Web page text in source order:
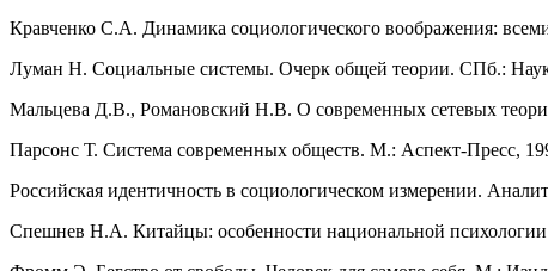
Кравченко С.А. Динамика социологического воображения:
Луман Н. Социальные системы. Очерк общей теории. СПб.:
Мальцева Д.В., Романовский Н.В. О современных сетевых
Парсонс Т. Система современных обществ. М.: Аспект-Пресс,
Российская идентичность в социологическом измерении.
Спешнев Н.А. Китайцы: особенности национальной